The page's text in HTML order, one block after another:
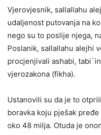
Vjerovjesnik, sallallahu
udaljenost putovanja na
nego su to poslije njega,
Poslanik, sallallahu alejhi
procjenjivali ashabi,
vjerozakona (fikha).
Ustanovili su da je to
boravka koju pješak
oko 48 milja. Otuda je